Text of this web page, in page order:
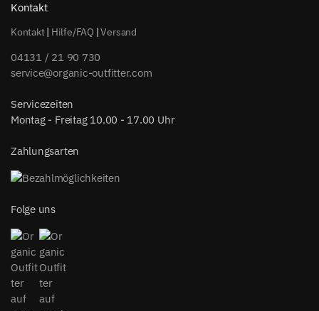
Kontakt
Kontakt| Hilfe/FAQ |Versand
04131 / 21 90 730
service@organic-outfitter.com
Servicezeiten
Montag - Freitag 10.00 - 17.00 Uhr
Zahlungsarten
Folge uns